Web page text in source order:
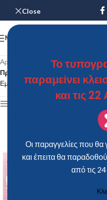
Close
Το
παραμείνει
και τις
Οι παραγγελίες που
και έπειτα θα
από τις
MENU
Αρχική σελίδα
Προϊόντα με ετικέτα
Εμφάνιση του μοναδικού